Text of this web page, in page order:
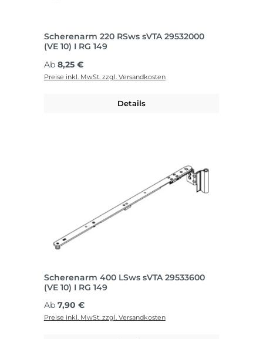
Scherenarm 220 RSws sVTA 29532000
(VE 10) I RG 149
Regulärer Preis:
Ab 8,25 €
Preise inkl. MwSt. zzgl. Versandkosten
Details
Scherenarm 400 LSws sVTA 29533600
(VE 10) I RG 149
Regulärer Preis:
Ab 7,90 €
Preise inkl. MwSt. zzgl. Versandkosten